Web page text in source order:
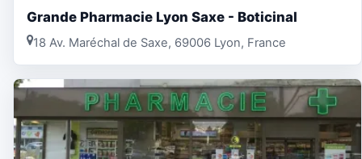
Grande Pharmacie Lyon Saxe - Boticinal
18 Av. Maréchal de Saxe, 69006 Lyon, France